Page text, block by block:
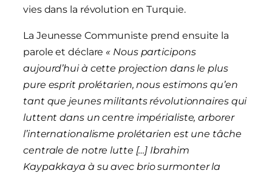
vies dans la révolution en Turquie.
La Jeunesse Communiste prend ensuite la
parole et déclare « Nous participons
aujourd’hui à cette projection dans le plus
pure esprit prolétarien, nous estimons qu’en
tant que jeunes militants révolutionnaires qui
luttent dans un centre impérialiste, arborer
l’internationalisme prolétarien est une tâche
centrale de notre lutte […] Ibrahim
Kaypakkaya à su avec brio surmonter la